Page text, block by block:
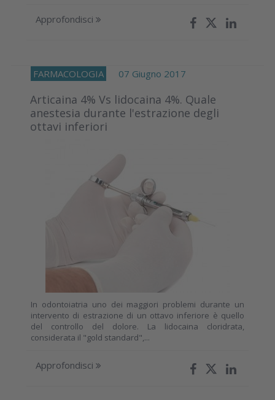
Approfondisci
FARMACOLOGIA 07 Giugno 2017
Articaina 4% Vs lidocaina 4%. Quale
anestesia durante l'estrazione degli
ottavi inferiori
In odontoiatria uno dei maggiori problemi durante un
intervento di estrazione di un ottavo inferiore è quello
del controllo del dolore. La lidocaina cloridrata,
considerata il "gold standard",...
Approfondisci